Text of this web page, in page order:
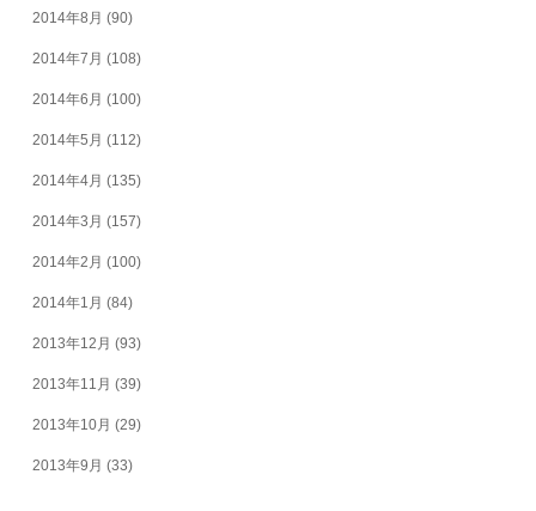
2014年8月 (90)
2014年7月 (108)
2014年6月 (100)
2014年5月 (112)
2014年4月 (135)
2014年3月 (157)
2014年2月 (100)
2014年1月 (84)
2013年12月 (93)
2013年11月 (39)
2013年10月 (29)
2013年9月 (33)